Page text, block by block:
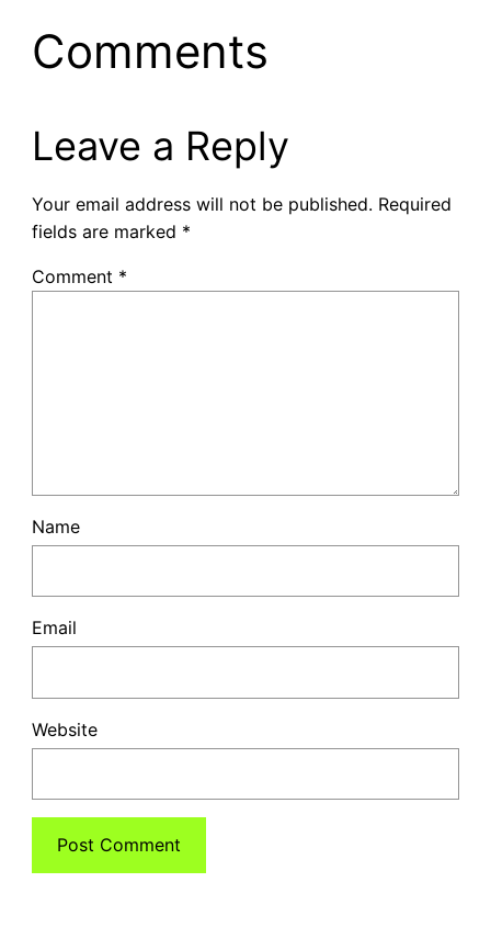
Comments
Leave a Reply
Your email address will not be published. Required
fields are marked *
Comment *
Name
Email
Website